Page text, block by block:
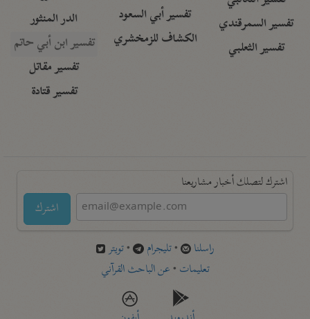
تفسير السمرقندي
تفسير الثعلبي
تفسير أبي السعود
الكشاف للزمخشري
الدر المنثور
تفسير ابن أبي حاتم
تفسير مقاتل
تفسير قتادة
اشترك لتصلك أخبار مشاريعنا
اشترك
راسلنا •تليجرام •تويتر
تعليمات •عن الباحث القرآني